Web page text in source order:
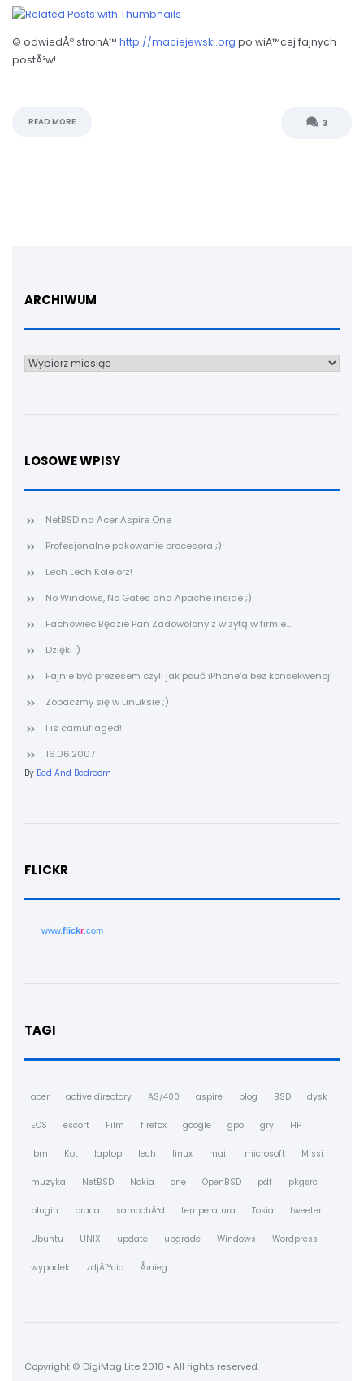
© odwiedÅº stronÄ™ http://maciejewski.org po wiÄ™cej fajnych
postÃ³w!
READ MORE 3
ARCHIWUM
Archiwum
LOSOWE WPISY
NetBSD na Acer Aspire One
Profesjonalne pakowanie procesora ;)
Lech Lech Kolejorz!
No Windows, No Gates and Apache inside ;)
Fachowiec Będzie Pan Zadowolony z wizytą w firmie...
Dzięki :)
Fajnie być prezesem czyli jak psuć iPhone'a bez konsekwencji
Zobaczmy się w Linuksie ;)
I is camuflaged!
16.06.2007
By Bed And Bedroom
FLICKR
www.flickr.com
TAGI
acer active directory AS/400 aspire blog BSD dysk
EOS escort Film firefox google gpo gry HP
ibm Kot laptop lech linux mail microsoft Missi
muzyka NetBSD Nokia one OpenBSD pdf pkgsrc
plugin praca samochÃ³d temperatura Tosia tweeter
Ubuntu UNIX update upgrade Windows Wordpress
wypadek zdjÄ™cia Å›nieg
Copyright © DigiMag Lite 2018 • All rights reserved.